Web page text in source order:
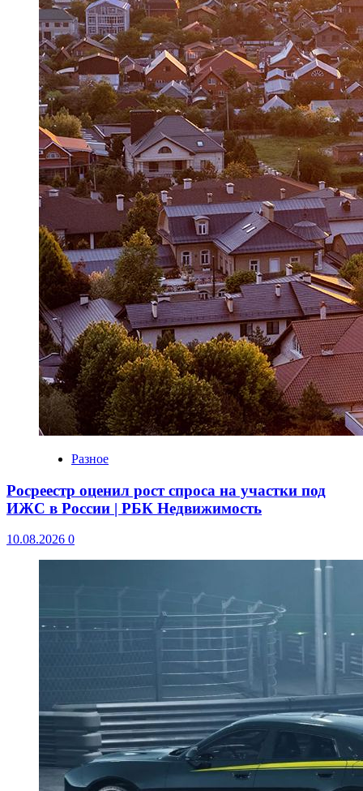
Разное
Росреестр оценил рост спроса на участки под
ИЖС в России | РБК Недвижимость
10.08.2026 0